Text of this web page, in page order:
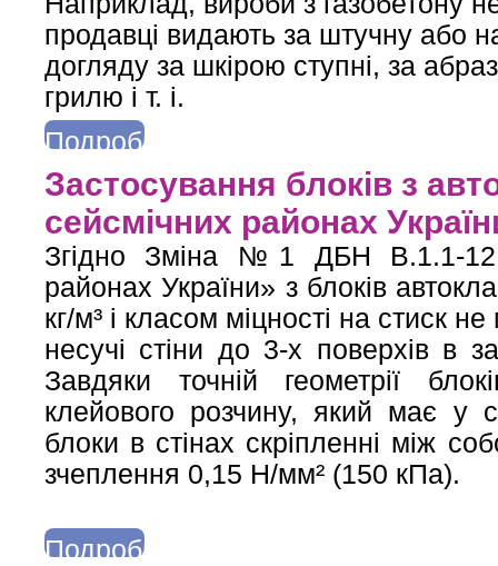
продавці видають за штучну або
догляду за шкірою ступні, за
грилю і т. і.
Подробнее
люди не
Застосування блоків з
сейсмічних районах
Згідно Зміна №1 ДБН В.1.1-
районах України» з блоків
кг/м³ і класом міцності на стиск
несучі стіни до 3-х поверхів в
Завдяки точній геометрії
клейового розчину, який має у
блоки в стінах скріпленні між
зчеплення 0,15 Н/мм² (150 кПа).
Подробнее